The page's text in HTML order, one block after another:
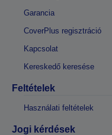
Garancia
CoverPlus regisztráció
Kapcsolat
Kereskedő keresése
Feltételek
Használati feltételek
Jogi kérdések